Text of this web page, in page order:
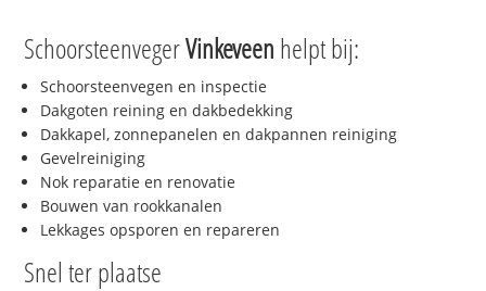
SchoorsteenvegerVinkeveen helpt bij:
Schoorsteenvegen en inspectie
Dakgoten reining en dakbedekking
Dakkapel, zonnepanelen en dakpannen reiniging
Gevelreiniging
Nok reparatie en renovatie
Bouwen van rookkanalen
Lekkages opsporen en repareren
Snel ter plaatse